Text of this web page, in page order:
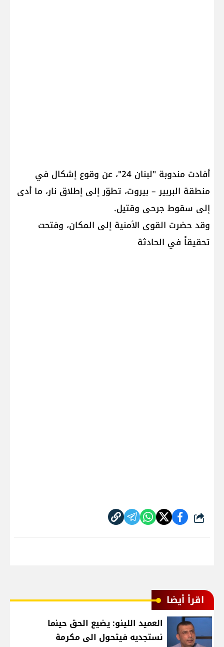
أفادت مندوبة "لبنان 24"، عن وقوع إشكال في
منطقة البربير – بيروت، تطوّر إلى إطلاق نار، ما أدى
إلى سقوط جرحى وقتيل.
وقد حضرت القوى الأمنية إلى المكان، وفتحت
تحقيقاً في الحادثة
شارك
اقرأ أيضا
العميد اللينو: يضيع الحق حينما
نستجديه فيتحول الى مكرمة